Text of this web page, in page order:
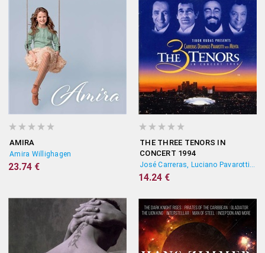
AMIRA
Amira Willighagen
23.74 €
THE THREE TENORS IN
CONCERT 1994
José Carreras, Luciano Pavarotti, Plácido Domingo
14.24 €